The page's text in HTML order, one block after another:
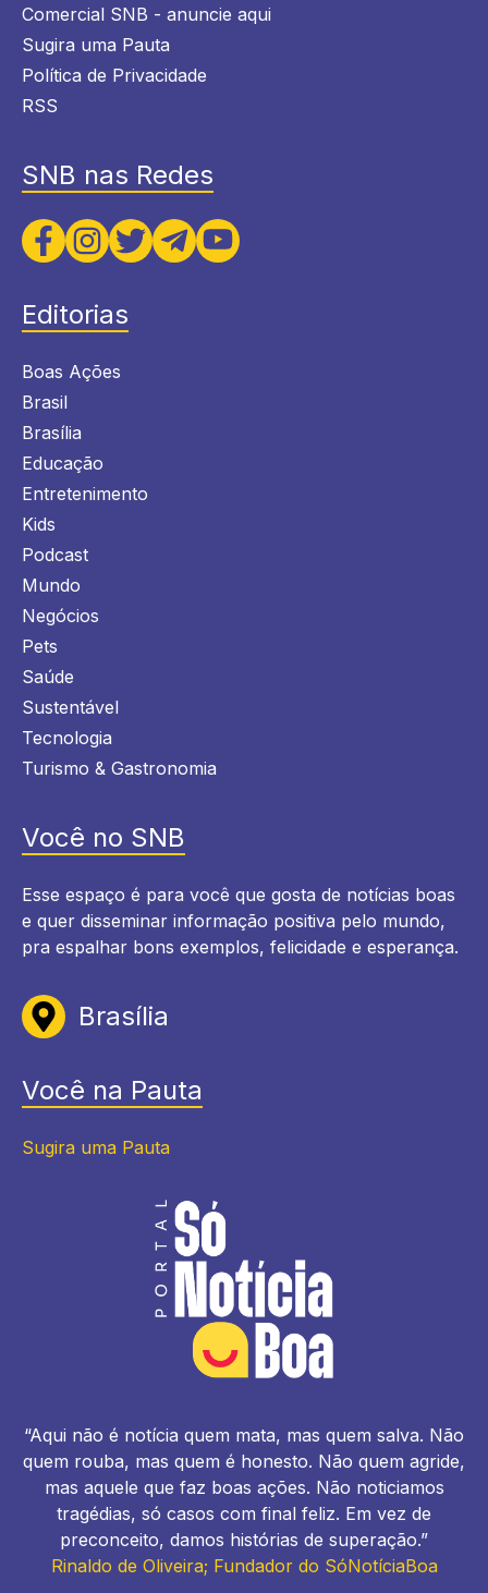
Comercial SNB - anuncie aqui
Sugira uma Pauta
Política de Privacidade
RSS
SNB nas Redes
Editorias
Boas Ações
Brasil
Brasília
Educação
Entretenimento
Kids
Podcast
Mundo
Negócios
Pets
Saúde
Sustentável
Tecnologia
Turismo & Gastronomia
Você no SNB
Esse espaço é para você que gosta de notícias boas
e quer disseminar informação positiva pelo mundo,
pra espalhar bons exemplos, felicidade e esperança.
Brasília
Você na Pauta
Sugira uma Pauta
“Aqui não é notícia quem mata, mas quem salva. Não
quem rouba, mas quem é honesto. Não quem agride,
mas aquele que faz boas ações. Não noticiamos
tragédias, só casos com final feliz. Em vez de
preconceito, damos histórias de superação.”
Rinaldo de Oliveira; Fundador do SóNotíciaBoa